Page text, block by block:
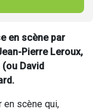
en scène par
Pierre Leroux,
(ou David
en scène qui,